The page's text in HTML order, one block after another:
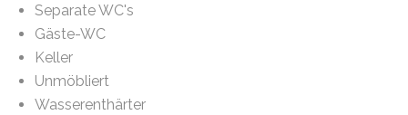
Separate WC's
Gäste-WC
Keller
Unmöbliert
Wasserenthärter